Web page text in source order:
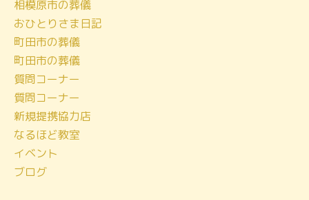
相模原市の葬儀
おひとりさま日記
町田市の葬儀
町田市の葬儀
質問コーナー
質問コーナー
新規提携協力店
なるほど教室
イベント
ブログ